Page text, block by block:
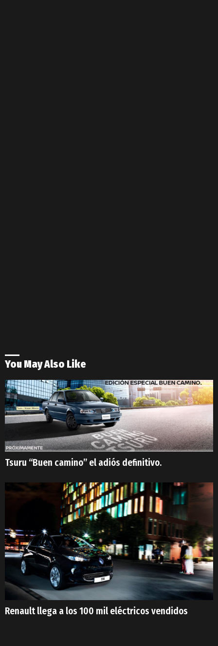
You May Also Like
Tsuru “Buen camino” el adiós definitivo.
Renault llega a los 100 mil eléctricos vendidos